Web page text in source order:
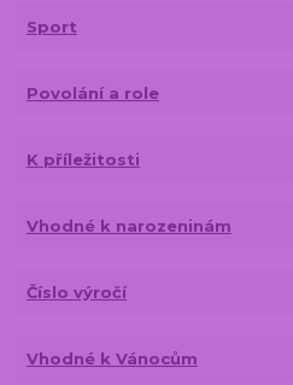
Sport
Povolání a role
K příležitosti
Vhodné k narozeninám
Číslo výročí
Vhodné k Vánocům